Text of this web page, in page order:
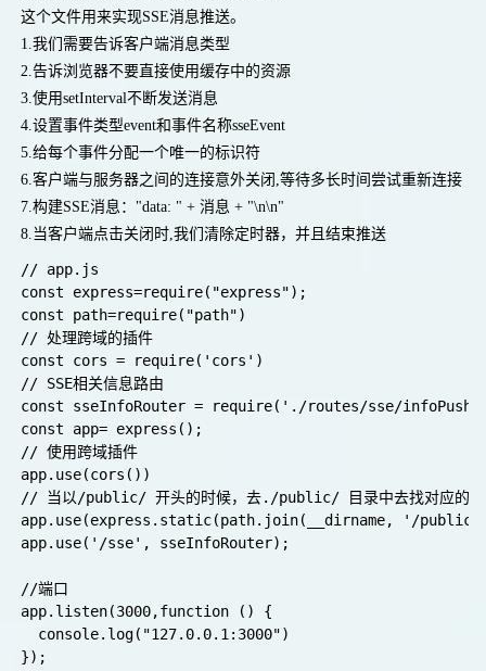
这个文件用来实现SSE消息推送。
1.我们需要告诉客户端消息类型
2.告诉浏览器不要直接使用缓存中的资源
3.使用setInterval不断发送消息
4.设置事件类型event和事件名称sseEvent
5.给每个事件分配一个唯一的标识符
6.客户端与服务器之间的连接意外关闭,等待多长时间尝试重新连接
7.构建SSE消息："data: " + 消息 + "\n\n"
8.当客户端点击关闭时,我们清除定时器，并且结束推送
// app.js
const express=require("express");
const path=require("path")
// 处理跨域的插件
const cors = require('cors')
// SSE相关信息路由
const sseInfoRouter = require('./routes/sse/
const app= express();
// 使用跨域插件
app.use(cors())
// 当以/public/ 开头的时候，去./public/ 目录中去找对应的资
app.use(express.static(path.join(__dirname, '/
app.use('/sse', sseInfoRouter);
//端口
app.listen(3000,function () {
  console.log("127.0.0.1:3000")